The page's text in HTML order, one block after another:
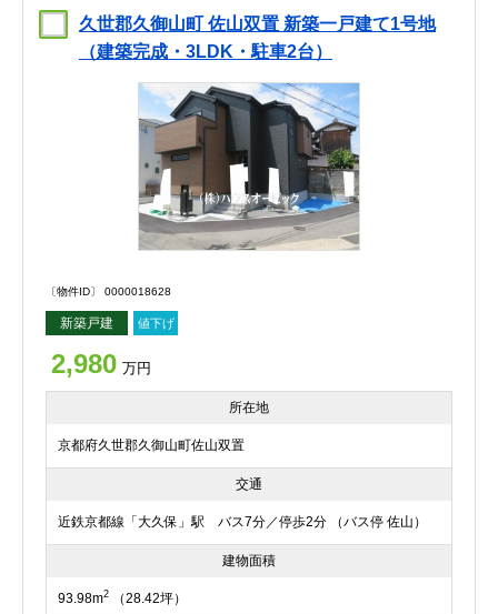
久世郡久御山町 佐山双置 新築一戸建て1号地
（建築完成・3LDK・駐車2台）
〔物件ID〕 0000018628
新築戸建 値下げ
2,980 万円
所在地
京都府久世郡久御山町佐山双置
交通
近鉄京都線「大久保」駅 バス7分／停歩2分 （バス停 佐山）
建物面積
93.98m2 （28.42坪）